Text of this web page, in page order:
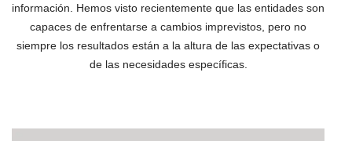
información. Hemos visto recientemente que las entidades son
capaces de enfrentarse a cambios imprevistos, pero no
siempre los resultados están a la altura de las expectativas o
de las necesidades específicas.